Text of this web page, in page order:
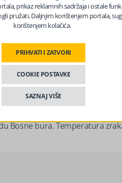
dijelu zemlje će padati snijeg,
slab snijeg. Više snijega se
snijega, na planinama do 20
Od poslijepodnevnih sati
između -3 i 2°C, na jugu
zadržalo bi se na području
Vjetar je umjerene jačine
Bosne bura. Temperatura
prikaz reklamnih sadržaja i ostale
pružati. Daljnjim korištenjem portala,
korištenjem kolačića.
PRIHVATI I ZATVORI
COOKIE POSTAVKE
SAZNAJ VIŠE